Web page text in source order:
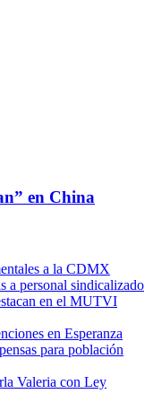
en China
a la CDMX
a personal sindicalizado
en el MUTVI
en Esperanza
para población
Valeria con Ley